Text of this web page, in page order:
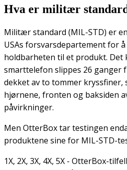
Hva er militær
Militær standard (MIL-STD) er
USAs forsvarsdepartement for
holdbarheten til et produkt. Det
smarttelefon slippes 26 ganger
dekket av to tommer kryssfiner,
hjørnene, fronten og baksiden
påvirkninger.
Men OtterBox tar testingen
produktene sine for MIL-STD-
1X, 2X, 3X, 4X, 5X - OtterBox-